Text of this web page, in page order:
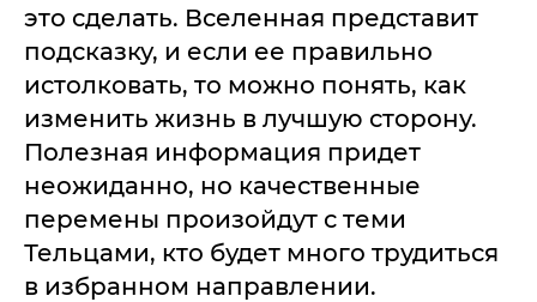
это сделать. Вселенная представит
подсказку, и если ее правильно
истолковать, то можно понять, как
изменить жизнь в лучшую сторону.
Полезная информация придет
неожиданно, но качественные
перемены произойдут с теми
Тельцами, кто будет много трудиться
в избранном направлении.